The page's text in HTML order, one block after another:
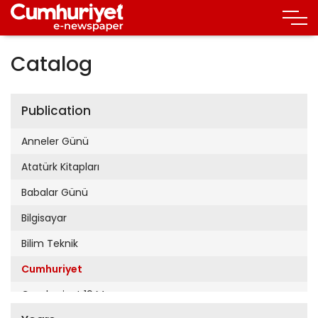
Catalog
Publication
Anneler Günü
Atatürk Kitapları
Babalar Günü
Bilgisayar
Bilim Teknik
Cumhuriyet
Cumhuriyet 19 Mayıs